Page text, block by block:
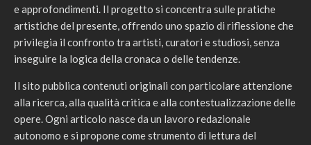
e approfondimenti. Il progetto si concentra sulle pratiche
artistiche del presente, offrendo uno spazio di riflessione che
privilegia il confronto tra artisti, curatori e studiosi, senza
inseguire la logica della cronaca o delle tendenze.
Il sito pubblica contenuti originali con particolare attenzione
alla ricerca, alla qualità critica e alla contestualizzazione delle
opere. Ogni articolo nasce da un lavoro redazionale
autonomo e si propone come strumento di lettura del